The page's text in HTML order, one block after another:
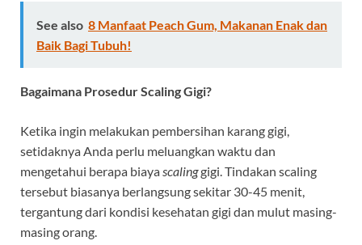
See also 8 Manfaat Peach Gum, Makanan Enak dan
Baik Bagi Tubuh!
Bagaimana Prosedur Scaling Gigi?
Ketika ingin melakukan pembersihan karang gigi,
setidaknya Anda perlu meluangkan waktu dan
mengetahui berapa biayascalinggigi. Tindakan scaling
tersebut biasanya berlangsung sekitar 30-45 menit,
tergantung dari kondisi kesehatan gigi dan mulut masing-
masing orang.